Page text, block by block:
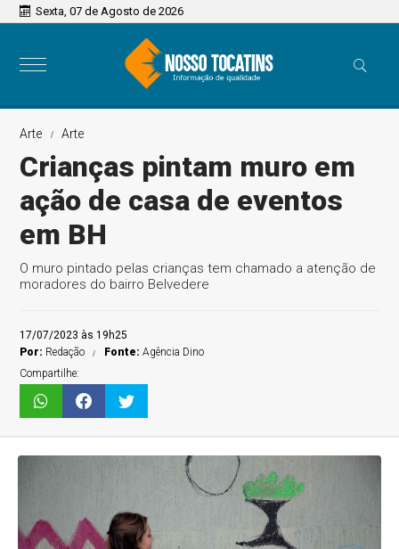
Sexta, 07 de Agosto de 2026
Arte Arte
Crianças pintam muro em
ação de casa de eventos
em BH
O muro pintado pelas crianças tem chamado a atenção de
moradores do bairro Belvedere
17/07/2023 às 19h25
Por: Redação Fonte:Agência Dino
Compartilhe: